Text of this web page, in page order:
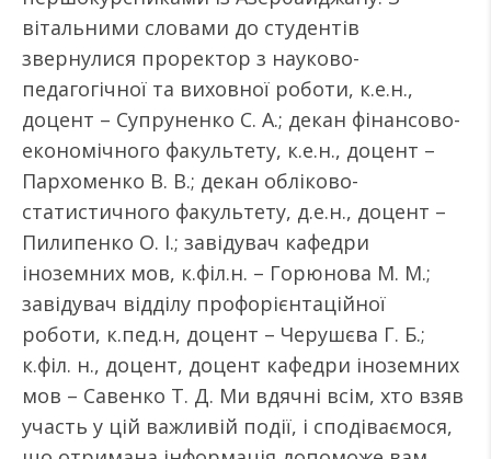
вітальними словами до студентів
звернулися проректор з науково-
педагогічної та виховної роботи, к.е.н.,
доцент – Супруненко С. А.; декан фінансово-
економічного факультету, к.е.н., доцент –
Пархоменко В. В.; декан обліково-
статистичного факультету, д.е.н., доцент –
Пилипенко О. І.; завідувач кафедри
іноземних мов, к.філ.н. – Горюнова М. М.;
завідувач відділу профорієнтаційної
роботи, к.пед.н, доцент – Черушєва Г. Б.;
к.філ. н., доцент, доцент кафедри іноземних
мов – Савенко Т. Д. Ми вдячні всім, хто взяв
участь у цій важливій події, і сподіваємося,